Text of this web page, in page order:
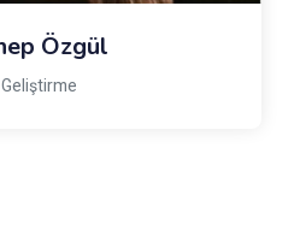
Özgül